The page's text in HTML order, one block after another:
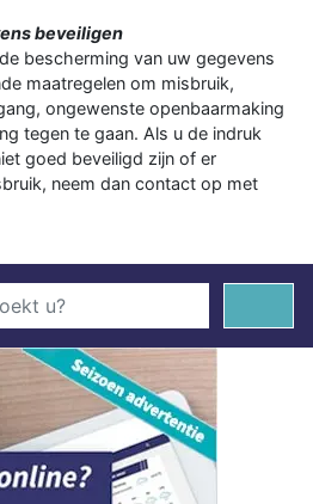
beveiligen
bescherming van uw gegevens
maatregelen om misbruik,
ongewenste openbaarmaking
tegen te gaan. Als u de indruk
goed beveiligd zijn of er
neem dan contact op met